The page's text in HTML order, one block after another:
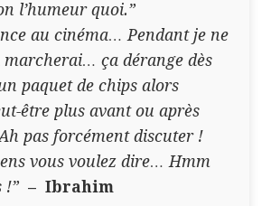
l’humeur quoi.”
au cinéma… Pendant je ne
marcherai… ça dérange dès
paquet de chips alors
être plus avant ou après
pas forcément discuter !
vous voulez dire… Hmm
!” – Ibrahim